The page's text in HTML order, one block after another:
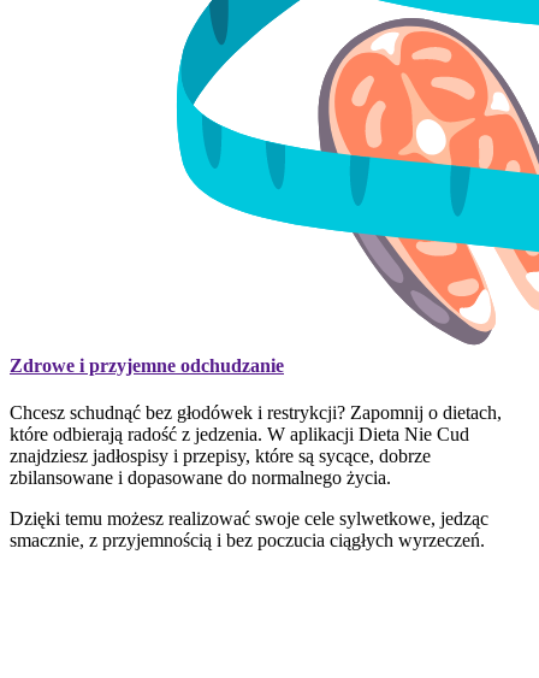
Zdrowe i przyjemne odchudzanie
Chcesz schudnąć bez głodówek i restrykcji? Zapomnij o dietach,
które odbierają radość z jedzenia. W aplikacji Dieta Nie Cud
znajdziesz jadłospisy i przepisy, które są sycące, dobrze
zbilansowane i dopasowane do normalnego życia.
Dzięki temu możesz realizować swoje cele sylwetkowe, jedząc
smacznie, z przyjemnością i bez poczucia ciągłych wyrzeczeń.